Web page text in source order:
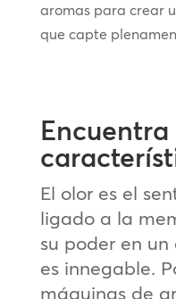
aromas para crear
que capte
El olor es el
ligado a la
su poder en
es innegable.
máquinas de